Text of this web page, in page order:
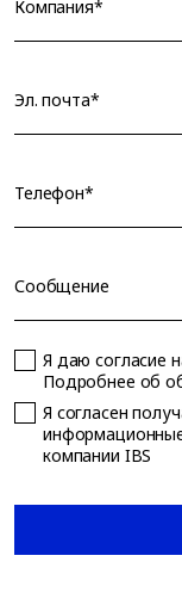
Компания*
Эл. почта*
Телефон*
Сообщение
Я даю согласие
Подробнее об
Я согласен
компании IBS